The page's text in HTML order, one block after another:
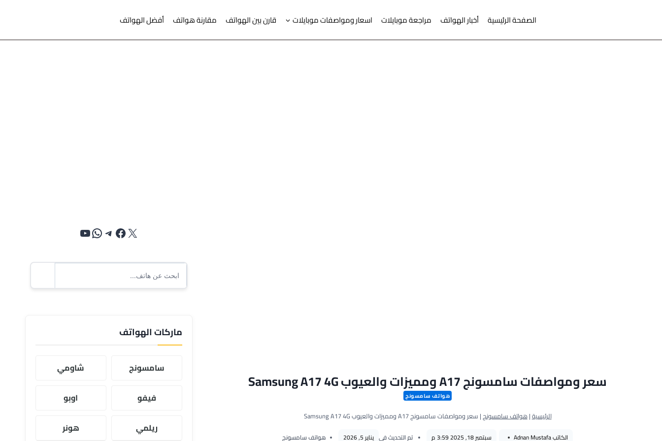
الصفحة الرئيسية
أخبار الهواتف مراجعة موبايلات اسعار ومواصفات موبايلات قارن بين الهواتف مقارنة هواتف أفضل الهواتف
سعر ومواصفات سامسونج A17 ومميزات والعيوب Samsung A17 4G
هواتف سامسونج
الرئيسية|هواتف سامسونج| سعر ومواصفات سامسونج A17 ومميزات والعيوب Samsung A17 4G
الكاتبAdnan Mustafa سبتمبر 18, 2025 3:59 م تم التحديث في يناير 5, 2026 هواتف سامسونج
إكسفيسبوك
تيليجرام
واتساب
يوتيوب
ماركات الهواتف
سامسونج شاومي
فيفو اوبو
ريلمي
هونر